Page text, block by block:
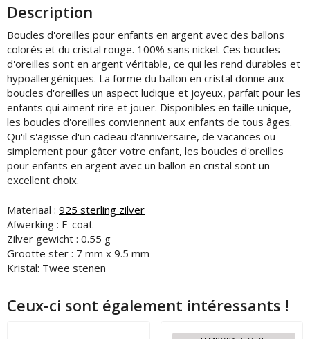
un
numéro
en
cristal
rouge
Description
Boucles d'oreilles pour enfants en argent avec des ballons
colorés et du cristal rouge. 100% sans nickel. Ces boucles
d'oreilles sont en argent véritable, ce qui les rend durables et
hypoallergéniques. La forme du ballon en cristal donne aux
boucles d'oreilles un aspect ludique et joyeux, parfait pour les
enfants qui aiment rire et jouer. Disponibles en taille unique,
les boucles d'oreilles conviennent aux enfants de tous âges.
Qu'il s'agisse d'un cadeau d'anniversaire, de vacances ou
simplement pour gâter votre enfant, les boucles d'oreilles
pour enfants en argent avec un ballon en cristal sont un
excellent choix.
Materiaal : 925 sterling zilver
Afwerking : E-coat
Zilver gewicht : 0.55 g
Grootte ster : 7 mm x 9.5 mm
Kristal: Twee stenen
Ceux-ci sont également intéressants !